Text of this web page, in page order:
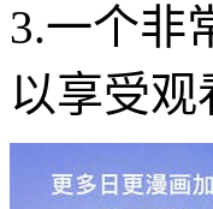
3.一个非
以享受观